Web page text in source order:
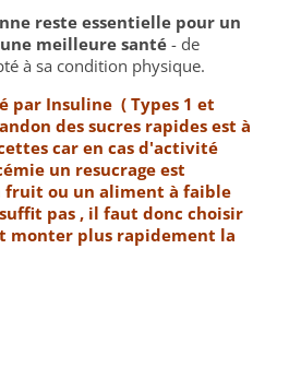
reste essentielle pour un
meilleure santé - de
à sa condition physique.
par Insuline ( Types 1 et
des sucres rapides est à
car en cas d'activité
un resucrage est
fruit ou un aliment à faible
pas , il faut donc choisir
monter plus rapidement la